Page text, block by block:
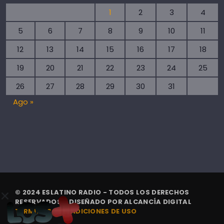
1
2 3
4
5
6 7 8 9 10
11
12
13 14 15 16 17
18
19
20 21 22 23 24
25
26
27 28 29 30
31
Ago »
© 2024 ESLATINO RADIO - TODOS LOS DERECHOS
RESERVADOS. | DISEÑADO PORALCANCÍA DIGITAL
TÉRMINOS Y CONDICIONES DE USO